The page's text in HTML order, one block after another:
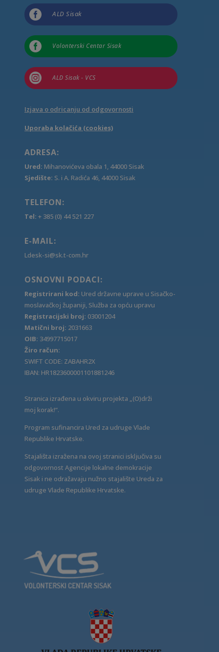
 ALD Sisak
 Volonterski Centar Sisak
 ALD Sisak - VCS
Izjava o odricanju od odgovornosti
Uporaba kolačića (cookies)
ADRESA:
Ured: Mihanovićeva obala 1, 44000 Sisak
Sjedište: S. i A. Radića 46, 44000 Sisak
TELEFON:
Tel: + 385 (0) 44 521 227
E-MAIL:
Ldesk-si@sk.t-com.hr
OSNOVNI PODACI:
Registrirani kod: Ured državne uprave u Sisačko-
moslavačkoj županiji, Služba za opću upravu
Registracijski broj: 03001204
Matični broj: 2031663
OIB: 34997715017
Žiro račun:
SWIFT CODE: ZABAHR2X
IBAN: HR1823600001101881246
Stranica izrađena u okviru projekta „(O)drži
moj korak!“.
Program sufinancira Ured za udruge Vlade
Republike Hrvatske.
Stajališta izražena na ovoj stranici isključiva su
odgovornost Agencije lokalne demokracije
Sisak i ne odražavaju nužno stajalište Ureda za
udruge Vlade Republike Hrvatske.